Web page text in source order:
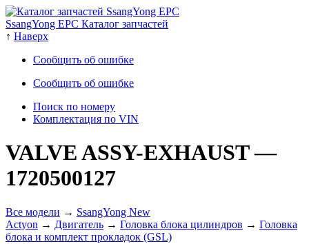
SsangYong EPC Каталог запчастей
↑ Наверх
Сообщить об ошибке
Сообщить об ошибке
Поиск по номеру
Комплектация по VIN
VALVE ASSY-EXHAUST—
1720500127
Все модели → SsangYong New
Actyon → Двигатель → Головка блока цилиндров → Головка
блока и комплект прокладок (GSL)